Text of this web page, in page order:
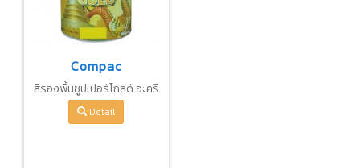
Compac
สีรองพื้นซูปเปอร์โกลด์ อะครี
ลิค สูตรน้ำมัน
Detail